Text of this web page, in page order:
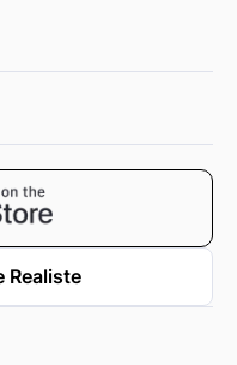
Realiste